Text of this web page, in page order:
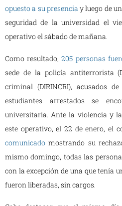
opuesto a su presenciay luego de
seguridad de la universidad el
operativo el sábado de mañana.
Como resultado, 205 personas
sede de la policía antiterrorista
criminal (DIRINCRI), acusados
estudiantes arrestados se
universitaria. Ante la violencia y
este operativo, el 22 de enero, el
comunicado mostrando su
mismo domingo, todas las
con la excepción de una que tenía
fueron liberadas, sin cargos.